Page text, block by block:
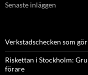
Senaste inläggen
Verkstadschecken som
Riskettan i Stockholm:
förare